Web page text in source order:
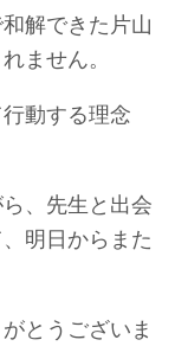
解できた片山
ません。
動する理念
、先生と出会
明日からまた
とうございま